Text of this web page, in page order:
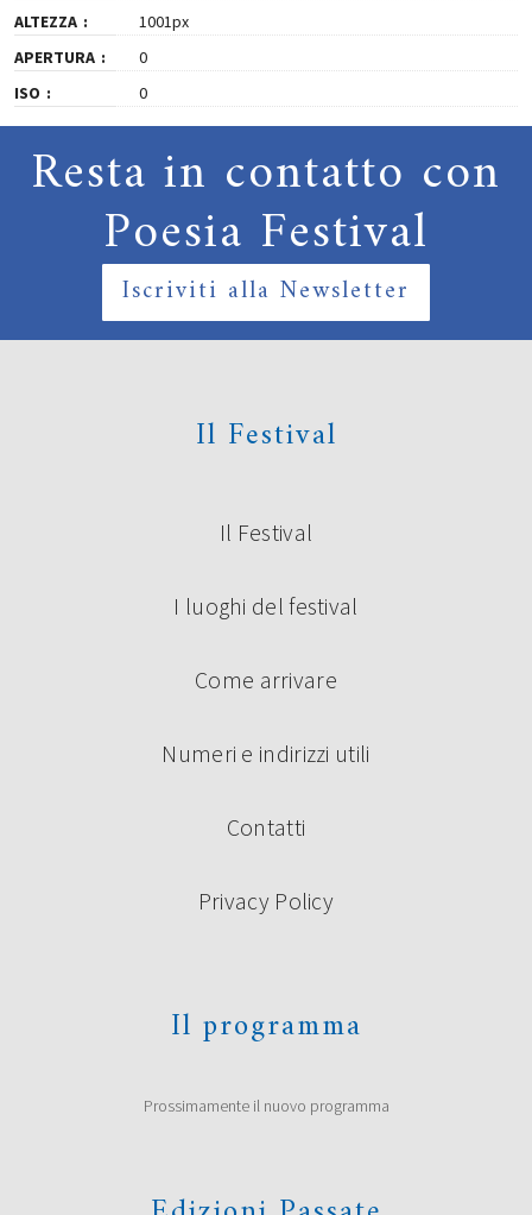
ALTEZZA
1001px
APERTURA
0
ISO
0
Resta in contatto con
Poesia Festival
Iscriviti alla Newsletter
Il Festival
Il Festival
I luoghi del festival
Come arrivare
Numeri e indirizzi utili
Contatti
Privacy Policy
Il programma
Prossimamente il nuovo programma